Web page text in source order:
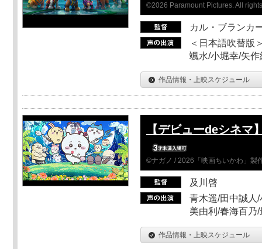
©2026 Paramount Pictures. All
カル・ブランカ
＜日本語吹替版
颯水/小堀幸/矢作
作品情報・上映スケジュール
【デビューdeシネマ
©ナガノ / 2026「映画ちいかわ」製
及川啓
青木遥/田中誠人
美由利/春海百乃
作品情報・上映スケジュール